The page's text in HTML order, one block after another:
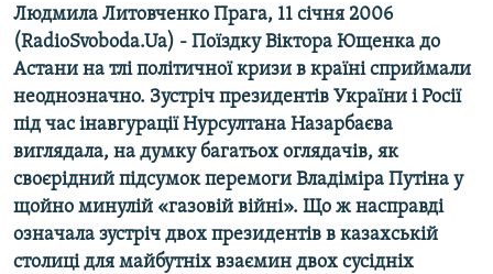
СПОРТ
СВІТ
ТИ ЯК?
СХЕМИ
КИТАЙ.ВИКЛИКИ
МУЛЬТИМЕДІА
ФОТО
СПЕЦПРОЄКТИ
ПОДКАСТИ
Людмила Литовченко Прага, 11 січня 2006
(RadioSvoboda.Ua) - Поїздку Віктора Ющенка до
Астани на тлі політичної кризи в країні сприймали
неоднозначно. Зустріч президентів України і Росії
під час інавгурації Нурсултана Назарбаєва
виглядала, на думку багатьох оглядачів, як
своєрідний підсумок перемоги Владіміра Путіна у
щойно минулій «газовій війні». Що ж насправді
означала зустріч двох президентів в казахській
столиці для майбутніх взаємин двох сусідніх